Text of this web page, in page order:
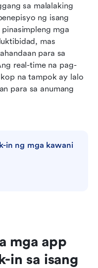
sa malalaking
ng isang
mga
mas
para sa
real-time na pag-
na tampok ay lalo
para sa anumang
in ng mga kawani
mga app
in sa isang